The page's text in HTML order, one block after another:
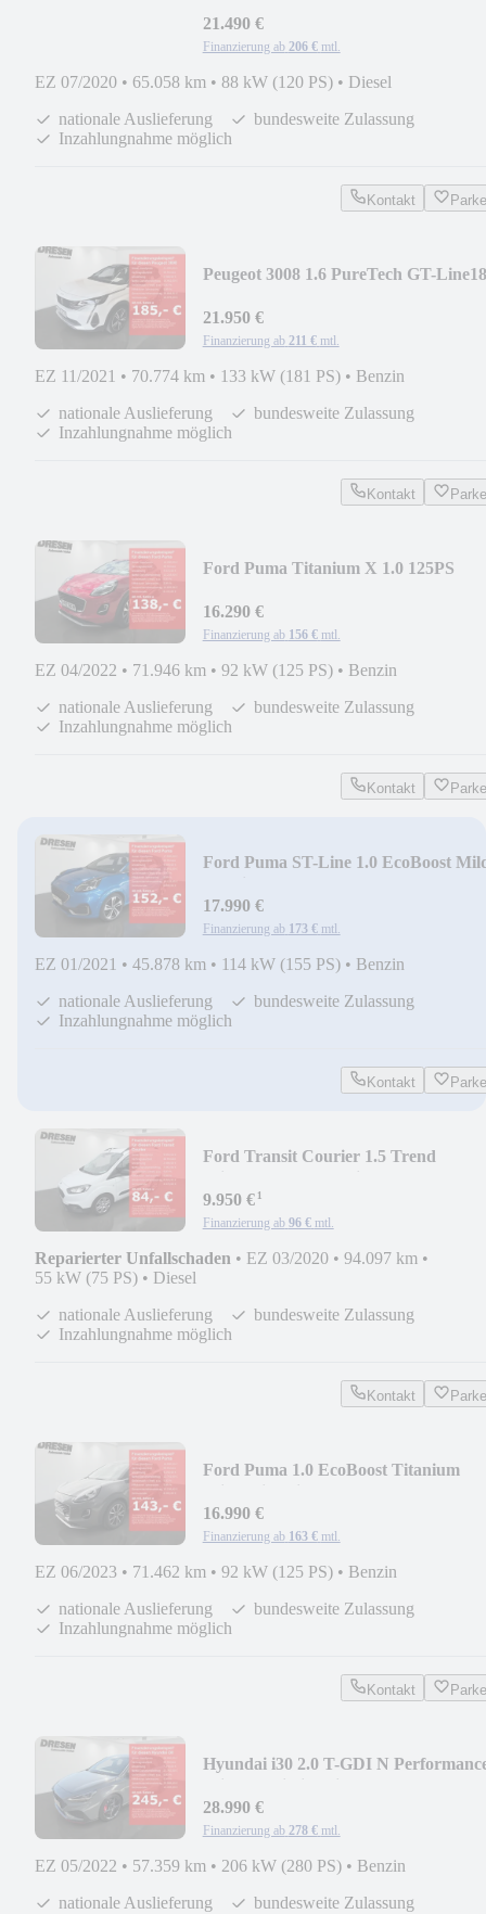
21.490 €
Finanzierung ab 206 € mtl.
EZ 07/2020 • 65.058 km • 88 kW (120 PS) • Diesel
nationale Auslieferung
bundesweite Zulassung
Inzahlungnahme möglich
Kontakt
Peugeot 3008 1.6 PureTech GT-
21.950 €
Finanzierung ab 211 € mtl.
EZ 11/2021 • 70.774 km • 133 kW (181 PS) • Benzin
nationale Auslieferung
bundesweite Zulassung
Inzahlungnahme möglich
Kontakt
Ford Puma Titanium X 1.0 125PS
16.290 €
Finanzierung ab 156 € mtl.
EZ 04/2022 • 71.946 km • 92 kW (125 PS) • Benzin
nationale Auslieferung
bundesweite Zulassung
Inzahlungnahme möglich
Kontakt
Ford Puma ST-Line 1.0 EcoBoost
17.990 €
Finanzierung ab 173 € mtl.
EZ 01/2021 • 45.878 km • 114 kW (155 PS) • Benzin
nationale Auslieferung
bundesweite Zulassung
Inzahlungnahme möglich
Kontakt
Ford Transit Courier 1.5 Trend
9.950 €¹
Finanzierung ab 96 € mtl.
Reparierter Unfallschaden • EZ 03/2020 • 94.097 km •
55 kW (75 PS) • Diesel
nationale Auslieferung
bundesweite Zulassung
Inzahlungnahme möglich
Kontakt
Ford Puma 1.0 EcoBoost Titanium
16.990 €
Finanzierung ab 163 € mtl.
EZ 06/2023 • 71.462 km • 92 kW (125 PS) • Benzin
nationale Auslieferung
bundesweite Zulassung
Inzahlungnahme möglich
Kontakt
Hyundai i30 2.0 T-GDI N
28.990 €
Finanzierung ab 278 € mtl.
EZ 05/2022 • 57.359 km • 206 kW (280 PS) • Benzin
nationale Auslieferung
bundesweite Zulassung